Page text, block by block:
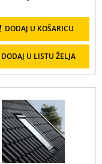
DODAJ U KOŠARICU
DODAJ U LISTU ŽELJA